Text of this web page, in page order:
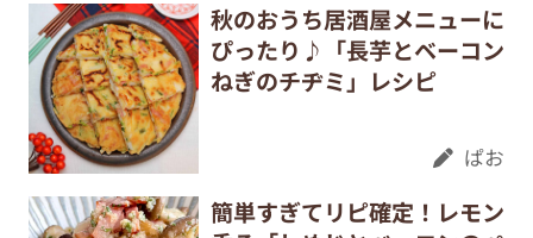
秋のおうち居酒屋メニューに
ぴったり♪「長芋とベーコン
ねぎのチヂミ」レシピ
ぱお
簡単すぎてリピ確定！レモン